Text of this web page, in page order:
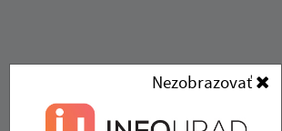
Nezobrazovať